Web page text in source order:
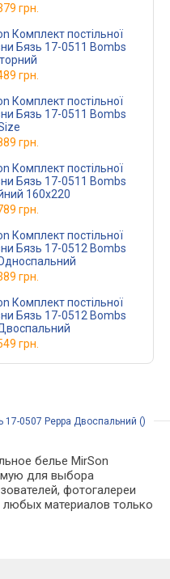
грн.
Комплект постільної
Bombs
грн.
Комплект постільної
Bombs
грн.
Комплект постільної
Bombs
160x220
грн.
Комплект постільної
Bombs
грн.
Комплект постільної
Bombs
грн.
17-0507 Peppa Двоспальний ()
белье MirSon
для выбора
фотогалереи
материалов только